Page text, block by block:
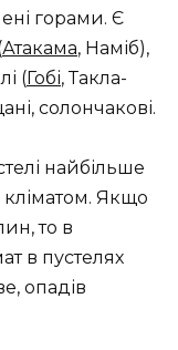
горами. Є
Атакама, Наміб),
(Гобі, Такла-
солончакові.
найбільше
Якщо
то в
в пустелях
опадів